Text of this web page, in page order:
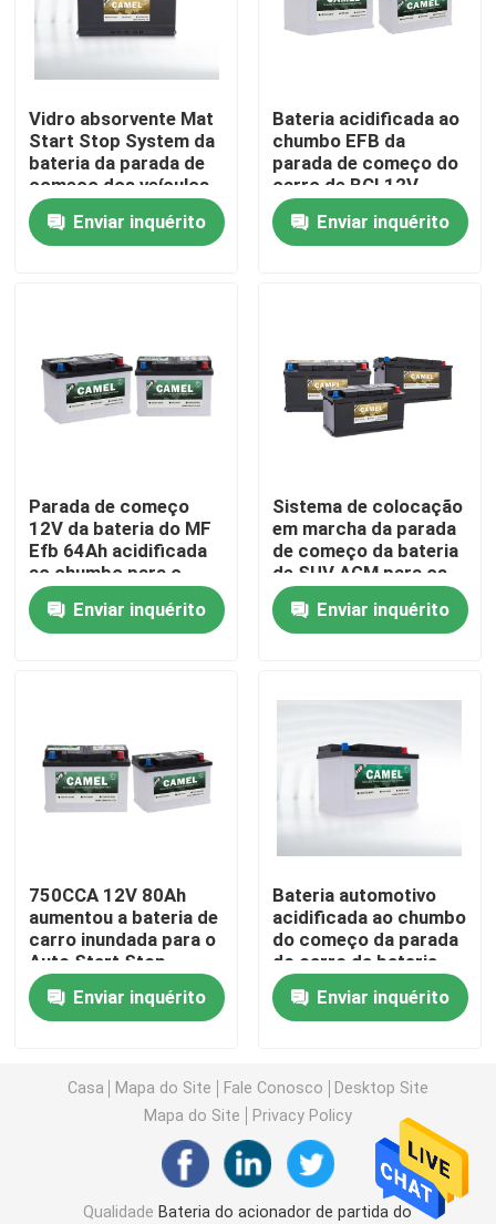
Casa
Produtos
Sobre nós
Controle da qualidade
Group Website
Bateria do acionador de partida do carro
Bateria da parada de começo do carro
Bateria resistente do caminhão
Bateria acidificada ao chumbo do lazer
Bateria acidificada ao chumbo da tração
Marine Battery acidificada ao chumbo
Sistema residencial do armazenamento de energia
Vidro absorvente Mat
Start Stop System da
bateria da parada de
começo dos veículos
12V 80ah
Enviar inquérito
Bateria acidificada ao
chumbo EFB da
parada de começo do
carro de BCI 12V
50Ah para veículos
Enviar inquérito
Parada de começo
12V da bateria do MF
Efb 64Ah acidificada
ao chumbo para o
carro automotivo
Enviar inquérito
Sistema de colocação
em marcha da parada
de começo da bateria
de SUV AGM para os
carros automotivos
Enviar inquérito
750CCA 12V 80Ah
aumentou a bateria de
carro inundada para o
Auto Start Stop
Enviar inquérito
Bateria automotivo
acidificada ao chumbo
do começo da parada
do carro da bateria
EFB do camelo 12v
40ah do MFEnviar inquérito
Casa Mapa do Site Fale Conosco
Desktop Site
Mapa do Site
Privacy Policy
Qualidade Bateria do acionador de partida do